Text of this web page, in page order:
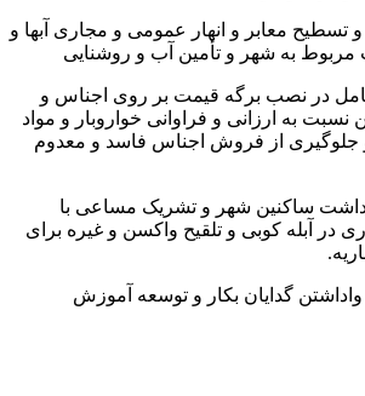
تسطیح معابر و انهار عمومی و مجاری آبها و
‌مربوط ‌به‌ شهر و تأمین آب و روشنایی
در نصب برگه قیمت بر روی اجناس و
نسبت به ارزانی و فراوانی خواروبار و مواد
جلوگیری از فروش اجناس فاسد و معدوم
ساکنین شهر و تشریک مساعی با
در آبله کوبی و تلقیح واکسن و غیره برای
واداشتن گدایان بکار و توسعه آموزش